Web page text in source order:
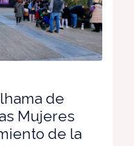
de
Mujeres
de la